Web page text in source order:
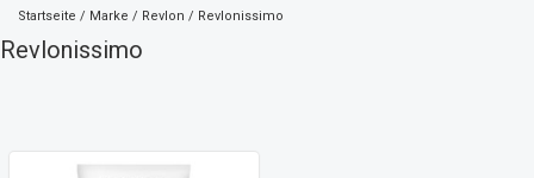
Startseite / Marke / Revlon / Revlonissimo
Revlonissimo